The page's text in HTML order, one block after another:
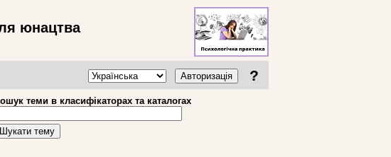
юнацтва
Авторизація ?
теми в класифікаторах та каталогах
Шукати тему